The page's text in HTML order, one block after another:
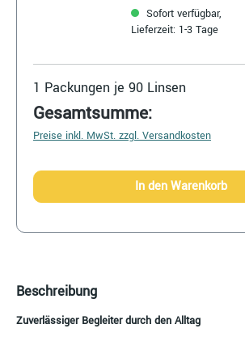
Beschreibung
Zuverlässiger Begleiter durch den Alltag
Sofort verfügbar,
Lieferzeit: 1-3 Tage
1 Packungen je 90 Linsen
Gesamtsumme:
Preise inkl. MwSt. zzgl. Versandkosten
In den Warenkorb